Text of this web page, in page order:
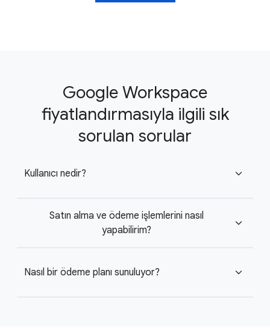
Google Workspace
fiyatlandırmasıyla ilgili sık
sorulan sorular
Kullanıcı nedir? expand_more
Satın alma ve ödeme işlemlerini nasıl
yapabilirim?
expand_more
Nasıl bir ödeme planı sunuluyor? expand_more